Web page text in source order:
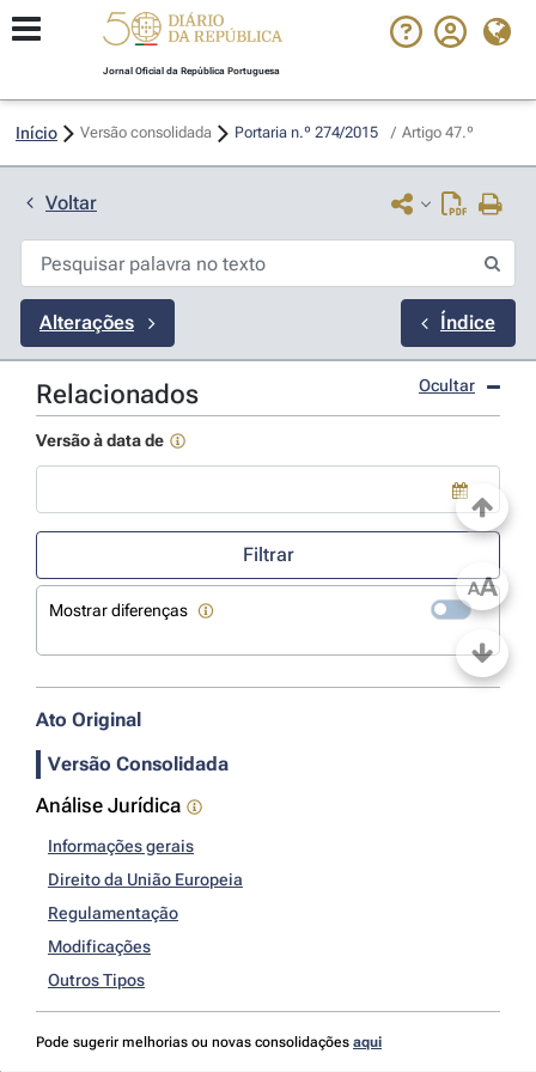
Jornal Oficial da República Portuguesa
Início Versão consolidada Portaria n.º 274/2015 / Artigo 47.º
Voltar
Alterações Índice
Relacionados Ocultar
Versão à data de
Use a tecla de seta para baixo para abrir o calendário; Use as
Filtrar
Mostrar diferenças
Ato Original
Versão Consolidada
Análise Jurídica
Informações gerais
Direito da União Europeia
Regulamentação
Modificações
Outros Tipos
Pode sugerir melhorias ou novas consolidações aqui
AA